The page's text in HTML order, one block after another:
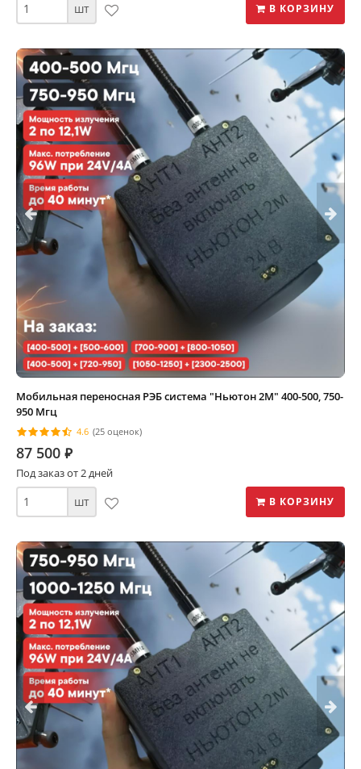
шт В КОРЗИНУ
Мобильная переносная РЭБ система "Ньютон 2М" 400-500, 750-
950 Мгц
4.6 (25 оценок)
87 500 ⃏
Под заказ от 2 дней
шт В КОРЗИНУ